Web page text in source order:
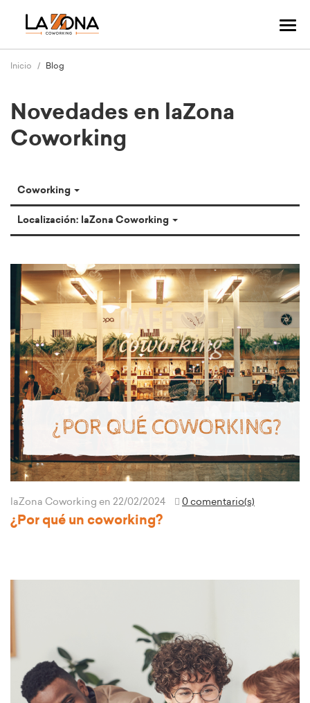
Inicio Blog
Novedades en laZona
Coworking
Coworking
Localización: laZona Coworking
laZona Coworking en 22/02/2024 0 comentario(s)
¿Por qué un coworking?